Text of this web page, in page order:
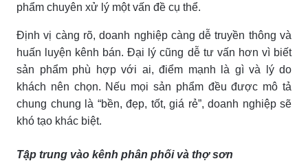
phẩm chuyên xử lý một vấn đề cụ thể.
Định vị càng rõ, doanh nghiệp càng dễ truyền thông và
huấn luyện kênh bán. Đại lý cũng dễ tư vấn hơn vì biết
sản phẩm phù hợp với ai, điểm mạnh là gì và lý do
khách nên chọn. Nếu mọi sản phẩm đều được mô tả
chung chung là “bền, đẹp, tốt, giá rẻ”, doanh nghiệp sẽ
khó tạo khác biệt.
Tập trung vào kênh phân phối và thợ sơn